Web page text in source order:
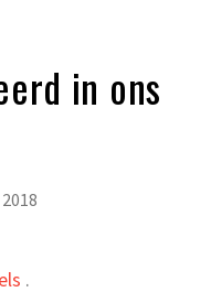
in ons
.